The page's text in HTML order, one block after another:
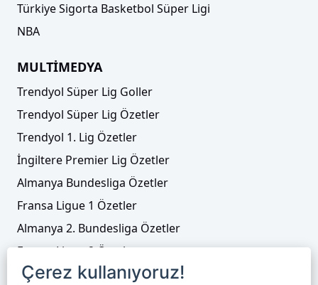
Türkiye Sigorta Basketbol Süper Ligi
NBA
MULTİMEDYA
Trendyol Süper Lig Goller
Trendyol Süper Lig Özetler
Trendyol 1. Lig Özetler
İngiltere Premier Lig Özetler
Almanya Bundesliga Özetler
Fransa Ligue 1 Özetler
Almanya 2. Bundesliga Özetler
Fransa Ligue 2 Özetler
Tenis
Çerez kullanıyoruz!